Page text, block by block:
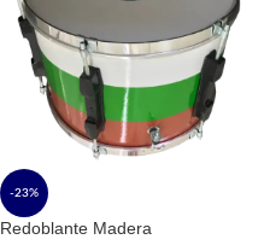
-23%
Redoblante Madera